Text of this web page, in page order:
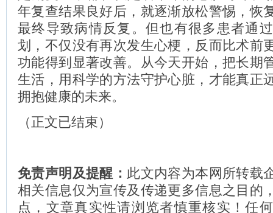
年复查结果良好后，就逐渐放松警惕，恢
最终导致病情反复。但也有很多患者通
划，不仅没有再次发生心梗，反而比术前
功能得到显著改善。从今天开始，把长期
生活，用科学的方法守护心脏，才能真正
拥抱健康的未来。
（正文已结束）
免责声明及提醒： 此文内容为本网所转载
相关信息仅为宣传及传递更多信息之目的
点，文章真实性请浏览者慎重核实！任